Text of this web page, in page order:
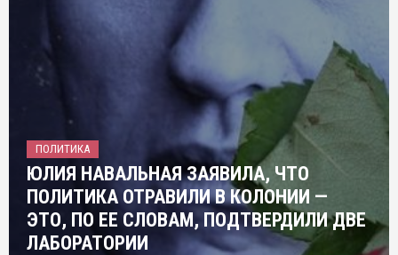
ПОЛИТИКА
ЮЛИЯ НАВАЛЬНАЯ ЗАЯВИЛА, ЧТО
ПОЛИТИКА ОТРАВИЛИ В КОЛОНИИ —
ЭТО, ПО ЕЕ СЛОВАМ, ПОДТВЕРДИЛИ ДВЕ
ЛАБОРАТОРИИ